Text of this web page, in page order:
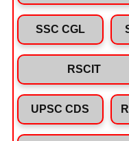
SSC CGL
RSCIT
UPSC CDS